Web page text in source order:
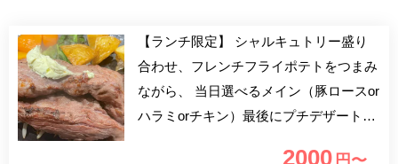
【ランチ限定】 シャルキュトリー盛り
合わせ、フレンチフライポテトをつまみ
ながら、 当日選べるメイン（豚ロースor
ハラミorチキン）最後にプチデザートま
2000 円〜